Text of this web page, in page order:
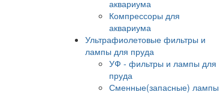
аквариума
Компрессоры для
аквариума
Ультрафиолетовые фильтры и
лампы для пруда
УФ - фильтры и лампы для
пруда
Сменные(запасные) лампы